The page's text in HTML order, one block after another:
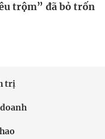
trộm” đã bỏ trốn
trị